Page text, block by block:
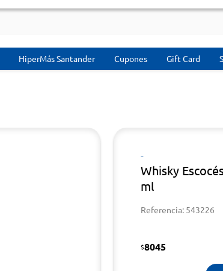
HiperMás Santander Cupones Gift Card
-
Whisky
ml
Referencia: 543226
$8045